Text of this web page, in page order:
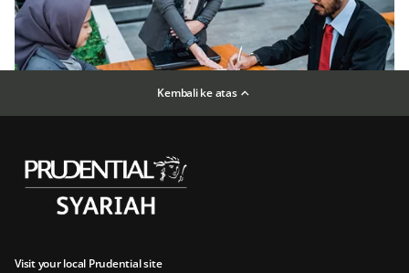
Kembali ke atas
Visit your local Prudential site